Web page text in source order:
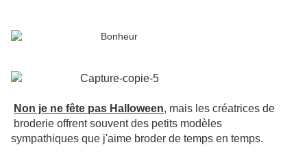
Non je ne fête pas Halloween, mais les créatrices de
broderie offrent souvent des petits modèles
sympathiques que j'aime broder de temps en temps.